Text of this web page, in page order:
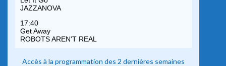
Accès à la programmation des 2 dernières semaines